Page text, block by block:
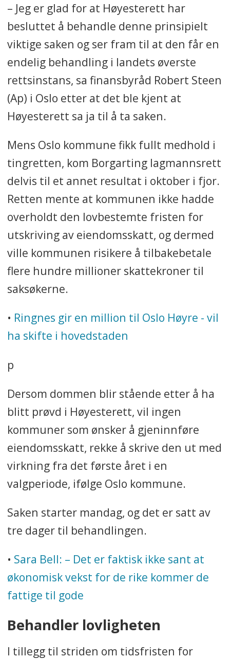
– Jeg er glad for at Høyesterett har
besluttet å behandle denne prinsipielt
viktige saken og ser fram til at den får en
endelig behandling i landets øverste
rettsinstans, sa finansbyråd Robert Steen
(Ap) i Oslo etter at det ble kjent at
Høyesterett sa ja til å ta saken.
Mens Oslo kommune fikk fullt medhold i
tingretten, kom Borgarting lagmannsrett
delvis til et annet resultat i oktober i fjor.
Retten mente at kommunen ikke hadde
overholdt den lovbestemte fristen for
utskriving av eiendomsskatt, og dermed
ville kommunen risikere å tilbakebetale
flere hundre millioner skattekroner til
saksøkerne.
• Ringnes gir en million til Oslo Høyre - vil
ha skifte i hovedstaden
p
Dersom dommen blir stående etter å ha
blitt prøvd i Høyesterett, vil ingen
kommuner som ønsker å gjeninnføre
eiendomsskatt, rekke å skrive den ut med
virkning fra det første året i en
valgperiode, ifølge Oslo kommune.
Saken starter mandag, og det er satt av
tre dager til behandlingen.
• Sara Bell: – Det er faktisk ikke sant at
økonomisk vekst for de rike kommer de
fattige til gode
Behandler lovligheten
I tillegg til striden om tidsfristen for